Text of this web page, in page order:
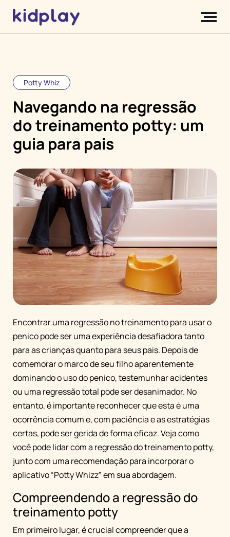
Potty Whiz
Navegando na regressão
do treinamento potty: um
guia para pais
Encontrar uma regressão no treinamento para usar o
penico pode ser uma experiência desafiadora tanto
para as crianças quanto para seus pais. Depois de
comemorar o marco de seu filho aparentemente
dominando o uso do penico, testemunhar acidentes
ou uma regressão total pode ser desanimador. No
entanto, é importante reconhecer que esta é uma
ocorrência comum e, com paciência e as estratégias
certas, pode ser gerida de forma eficaz. Veja como
você pode lidar com a regressão do treinamento potty,
junto com uma recomendação para incorporar o
aplicativo “Potty Whizz” em sua abordagem.
Compreendendo a regressão do
treinamento potty
Em primeiro lugar, é crucial compreender que a